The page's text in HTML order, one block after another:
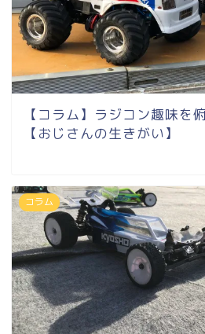
【コラム】ラジコン趣味を
【おじさんの生きがい】
コラム